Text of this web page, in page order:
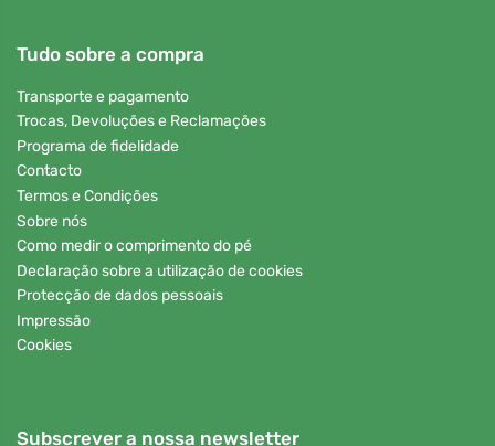
Tudo sobre a compra
Transporte e pagamento
Trocas, Devoluções e Reclamações
Programa de fidelidade
Contacto
Termos e Condições
Sobre nós
Como medir o comprimento do pé
Declaração sobre a utilização de cookies
Protecção de dados pessoais
Impressão
Cookies
Subscrever a nossa newsletter